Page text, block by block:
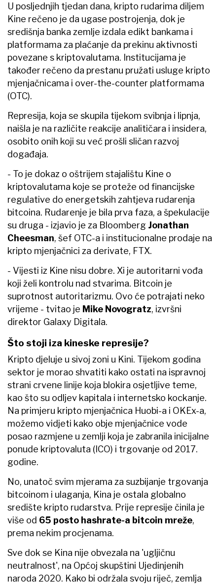
U posljednjih tjedan dana, kripto rudarima diljem
Kine rečeno je da ugase postrojenja, dok je
središnja banka zemlje izdala edikt bankama i
platformama za plaćanje da prekinu aktivnosti
povezane s kriptovalutama. Institucijama je
također rečeno da prestanu pružati usluge kripto
mjenjačnicama i over-the-counter platformama
(OTC).
Represija, koja se skupila tijekom svibnja i lipnja,
naišla je na različite reakcije analitičara i insidera,
osobito onih koji su već prošli sličan razvoj
događaja.
- To je dokaz o oštrijem stajalištu Kine o
kriptovalutama koje se proteže od financijske
regulative do energetskih zahtjeva rudarenja
bitcoina. Rudarenje je bila prva faza, a špekulacije
su druga - izjavio je za Bloomberg Jonathan
Cheesman, šef OTC-a i institucionalne prodaje na
kripto mjenjačnici za derivate, FTX.
- Vijesti iz Kine nisu dobre. Xi je autoritarni vođa
koji želi kontrolu nad stvarima. Bitcoin je
suprotnost autoritarizmu. Ovo će potrajati neko
vrijeme - tvitao je Mike Novogratz, izvršni
direktor Galaxy Digitala.
Što stoji iza kineske represije?
Kripto djeluje u sivoj zoni u Kini. Tijekom godina
sektor je morao shvatiti kako ostati na ispravnoj
strani crvene linije koja blokira osjetljive teme,
kao što su odljev kapitala i internetsko kockanje.
Na primjeru kripto mjenjačnica Huobi-a i OKEx-a,
možemo vidjeti kako obje mjenjačnice vode
posao razmjene u zemlji koja je zabranila inicijalne
ponude kriptovaluta (ICO) i trgovanje od 2017.
godine.
No, unatoč svim mjerama za suzbijanje trgovanja
bitcoinom i ulaganja, Kina je ostala globalno
središte kripto rudarstva. Prije represije činila je
više od 65 posto hashrate-a bitcoin mreže,
prema nekim procjenama.
Sve dok se Kina nije obvezala na 'ugljičnu
neutralnost', na Općoj skupštini Ujedinjenih
naroda 2020. Kako bi održala svoju riječ, zemlja